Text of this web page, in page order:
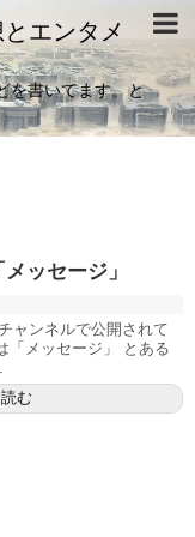
エンタメ
を書いてます。と
ッセージ」
ャンネルで公開されて
「メッセージ」 とある
む